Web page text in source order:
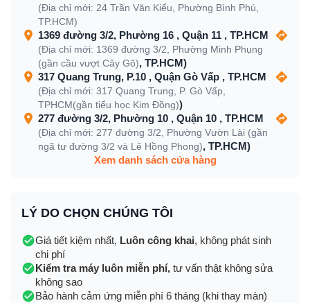
(Địa chỉ mới: 24 Trần Văn Kiểu, Phường Bình Phú,
TP.HCM)
1369 đường 3/2, Phường 16 , Quận 11 , TP.HCM
(Địa chỉ mới: 1369 đường 3/2, Phường Minh Phụng
(gần cầu vượt Cây Gõ), TP.HCM)
317 Quang Trung, P.10 , Quận Gò Vấp , TP.HCM
(Địa chỉ mới: 317 Quang Trung, P. Gò Vấp,
TPHCM(gần tiểu học Kim Đồng))
277 đường 3/2, Phường 10 , Quận 10 , TP.HCM
(Địa chỉ mới: 277 đường 3/2, Phường Vườn Lài (gần
ngã tư đường 3/2 và Lê Hồng Phong), TP.HCM)
Xem danh sách cửa hàng
LÝ DO CHỌN CHÚNG TÔI
Giá tiết kiệm nhất, Luôn công khai, không phát sinh
chi phí
Kiểm tra máy luôn miễn phí, tư vấn thật không sửa
không sao
Bảo hành cảm ứng miễn phí 6 tháng (khi thay màn)